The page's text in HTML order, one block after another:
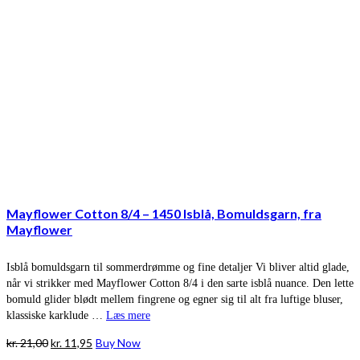
Mayflower Cotton 8/4 – 1450 Isblå, Bomuldsgarn, fra
Mayflower
Isblå bomuldsgarn til sommerdrømme og fine detaljer Vi bliver altid glade,
når vi strikker med Mayflower Cotton 8/4 i den sarte isblå nuance. Den lette
bomuld glider blødt mellem fingrene og egner sig til alt fra luftige bluser,
klassiske karklude … Læs mere
kr.21,00Den
kr. 11,95 Den
Buy Now